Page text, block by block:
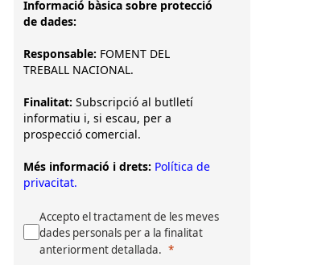
Informació bàsica sobre protecció
de dades:
Responsable: FOMENT DEL
TREBALL NACIONAL.
Finalitat: Subscripció al butlletí
informatiu i, si escau, per a
prospecció comercial.
Més informació i drets: Política de
privacitat.
Accepto el tractament de les meves
dades personals per a la finalitat
anteriorment detallada.